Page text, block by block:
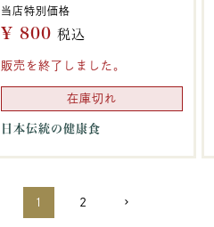
1 2
当店特別価格
¥ 800 税込
販売を終了しました。
在庫切れ
日本伝統の健康食